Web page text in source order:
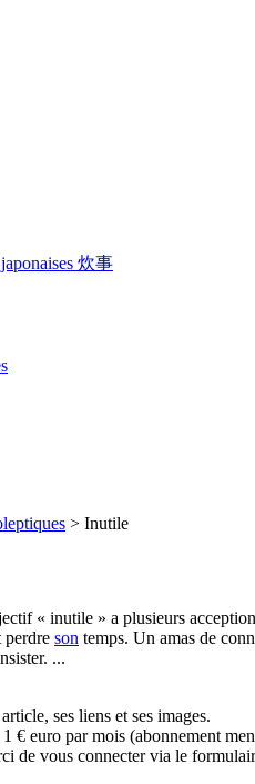
炊事
> Inutile
« inutile » a plusieurs
perdre son temps. Un amas de
...
ses liens et ses images.
€ euro par mois (abonnement
de vous connecter via le